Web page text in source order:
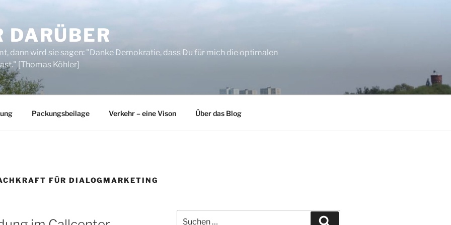
DARÜBER
dann wird sie sagen: "Danke Demokratie, dass Du für mich die optimalen
[Thomas Köhler]
Packungsbeilage Verkehr – eine Vison Über das Blog
FÜR DIALOGMARKETING